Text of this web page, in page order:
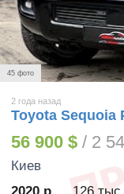
45 фото
2 года назад
Toyota Sequoia
56 900 $ / 2
Киев
2020 р.
126